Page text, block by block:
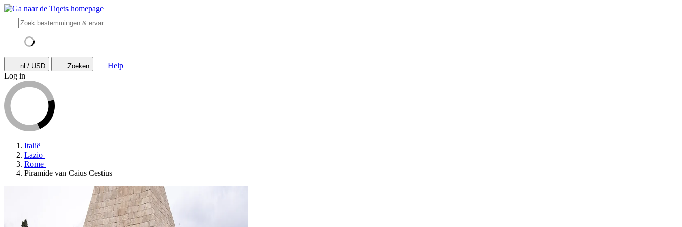
nl / USD Zoeken
Help
Log in
Italië
Lazio
Rome
Piramide van Caius Cestius